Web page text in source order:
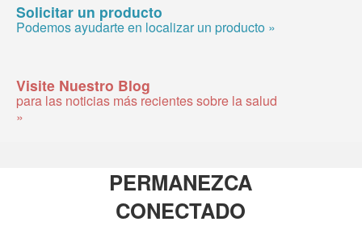
Solicitar un producto
Podemos ayudarte en localizar un producto »
Visite Nuestro Blog
para las noticias más recientes sobre la salud
»
PERMANEZCA
CONECTADO